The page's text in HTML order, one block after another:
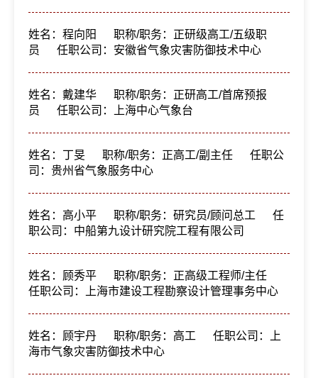
姓名：程向阳
职称/职务：正研级高工/五级职
员
任职公司：安徽省气象灾害防御技术中心
姓名：戴建华
职称/职务：正研高工/首席预报
员
任职公司：上海中心气象台
姓名：丁旻 职称/职务：正高工/副主任
任职公
司：贵州省气象服务中心
姓名：高小平 职称/职务：研究员/顾问总工
任
职公司：中船第九设计研究院工程有限公司
姓名：顾秀平
职称/职务：正高级工程师/主任
任职公司：上海市建设工程勘察设计管理事务中心
姓名：顾宇丹 职称/职务：高工
任职公司：上
海市气象灾害防御技术中心